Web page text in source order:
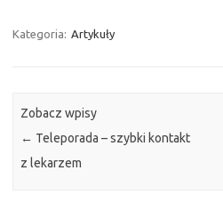
Kategoria: Artykuły
Zobacz wpisy
← Teleporada – szybki kontakt
z lekarzem